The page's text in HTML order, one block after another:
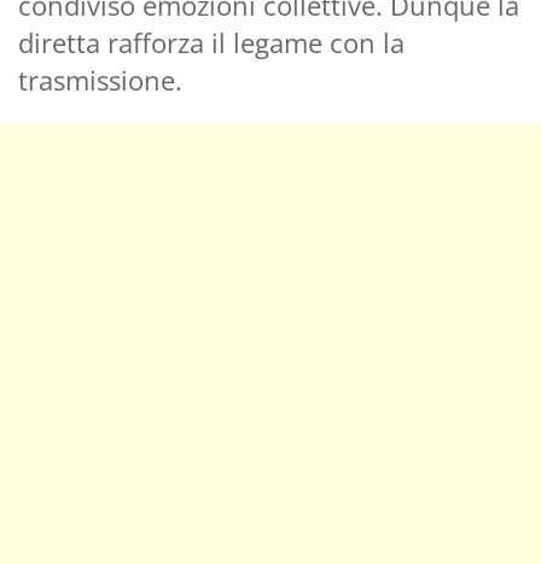
diretta rafforza il legame con la
trasmissione.